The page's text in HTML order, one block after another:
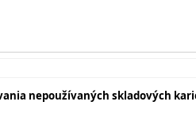
nepoužívaných skladových